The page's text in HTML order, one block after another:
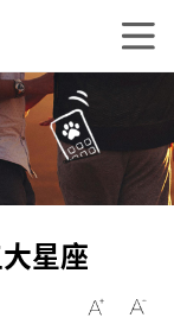
星座